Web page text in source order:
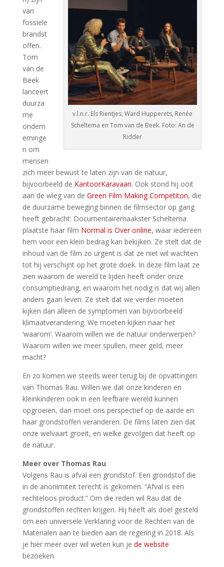
v.l.n.r. Els Rientjes, Ward Hupperets, Renée
Scheltema en Tom van de Beek. Foto: An de
Ridder
van
fossiele
brandst
offen.
Tom
van de
Beek
lanceert
duurza
me
ondern
eminge
n om
mensen
zich meer bewust te laten zijn van de natuur,
bijvoorbeeld de KantoorKaravaan. Ook stond hij ooit
aan de wieg van de Green Film Making Competiton, die
de duurzame beweging binnen de filmsector op gang
heeft gebracht. Documentairemaakster Scheltema
plaatste haar film Normal is Over online, waar iedereen
hem voor een klein bedrag kan bekijken. Ze stelt dat de
inhoud van de film zo urgent is dat ze niet wil wachten
tot hij verschijnt op het grote doek. In deze film laat ze
zien waarom de wereld te lijden heeft onder onze
consumptiedrang, en waarom het nodig is dat wij allen
anders gaan leven. Ze stelt dat we verder moeten
kijken dan alleen de symptomen van bijvoorbeeld
klimaatverandering. We moeten kijken naar het
‘waarom’. Waarom willen we de natuur onderwerpen?
Waarom willen we meer spullen, meer geld, meer
macht?
En zo komen we steeds weer terug bij de opvattingen
van Thomas Rau. Willen we dat onze kinderen en
kleinkinderen ook in een leefbare wereld kunnen
opgroeien, dan moet ons perspectief op de aarde en
haar grondstoffen veranderen. De films laten zien dat
onze welvaart groeit, en welke gevolgen dat heeft op
de natuur.
Meer over Thomas Rau
Volgens Rau is afval een grondstof. Een grondstof die
in de anonimiteit terecht is gekomen. “Afval is een
rechteloos product.” Om die reden wil Rau dat de
grondstoffen rechten krijgen. Hij heeft als doel gesteld
om een universele Verklaring voor de Rechten van de
Materialen aan te bieden aan de regering in 2018. Als
je hier meer over wil weten kun je de website
bezoeken.